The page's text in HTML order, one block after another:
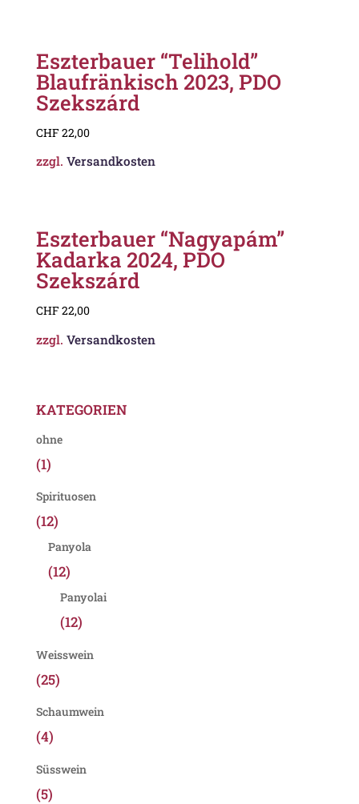
Eszterbauer “Telihold”
Blaufränkisch 2023, PDO
Szekszárd
CHF 22,00
zzgl. Versandkosten
Eszterbauer “Nagyapám”
Kadarka 2024, PDO
Szekszárd
CHF 22,00
zzgl. Versandkosten
KATEGORIEN
ohne
(1)
Spirituosen
(12)
Panyola
(12)
Panyolai
(12)
Weisswein
(25)
Schaumwein
(4)
Süsswein
(5)